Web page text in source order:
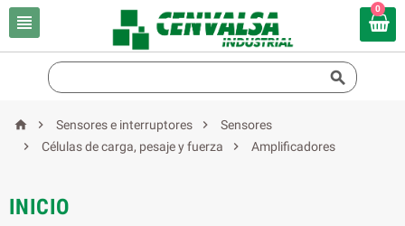

0

  Sensores e interruptores 
Sensores

Células de carga, pesaje y fuerza  Amplificadores
INICIO